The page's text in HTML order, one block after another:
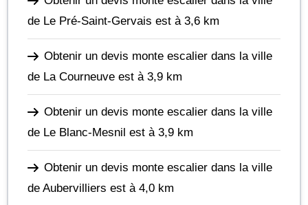
de Le Pré-Saint-Gervais est à 3,6 km
Obtenir un devis monte escalier dans la ville
de La Courneuve est à 3,9 km
Obtenir un devis monte escalier dans la ville
de Le Blanc-Mesnil est à 3,9 km
Obtenir un devis monte escalier dans la ville
de Aubervilliers est à 4,0 km